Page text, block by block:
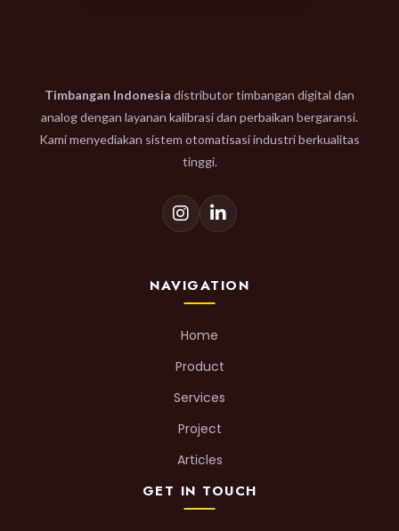
Timbangan Indonesia distributor timbangan digital dan
analog dengan layanan kalibrasi dan perbaikan bergaransi.
Kami menyediakan sistem otomatisasi industri berkualitas
tinggi.
NAVIGATION
Home
Product
Services
Project
Articles
GET IN TOUCH